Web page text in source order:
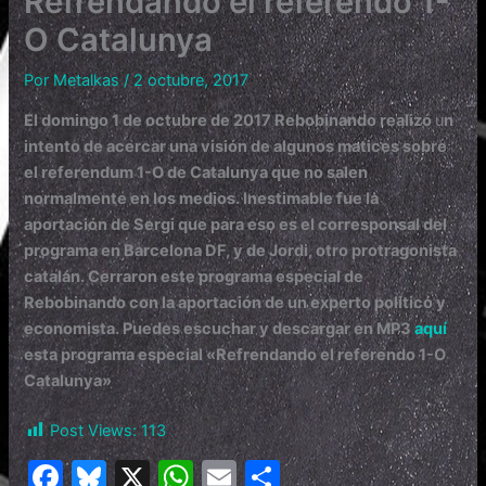
O Catalunya
Por Metalkas/2 octubre, 2017
El domingo 1 de octubre de 2017 Rebobinando realizóun
intento de acercar una visión de algunos matices sobre
el referendum 1-O de Catalunya que no salen
normalmente en los medios. Inestimable fue la
aportación de Sergi que para eso es el corresponsal del
programa en Barcelona DF, y de Jordi, otro protragonista
catalán. Cerraron este programa especial de
Rebobinando con la aportación de un experto político y
economista. Puedes escuchar y descargar en MP3aquí
esta programa especial «Refrendando el referendo 1-O
Catalunya»
Post Views: 113
F Bl X W E
C